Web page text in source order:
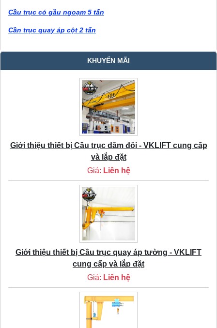
Cầu trục có gầu ngoạm 5 tấn
Cần trục quay áp cột 2 tấn
KHUYẾN MÃI
Giới thiệu thiết bị Cầu trục dầm đôi - VKLIFT cung cấp
và lắp đặt
Giá: Liên hệ
Giới thiệu thiết bị Cầu trục quay áp tường - VKLIFT
cung cấp và lắp đặt
Giá: Liên hệ